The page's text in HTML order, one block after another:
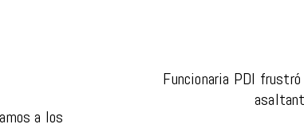
a los
Funcionaria PDI